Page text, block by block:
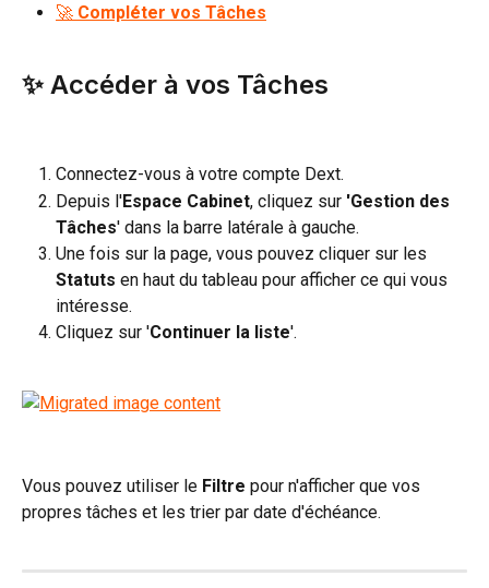
🚀 Compléter vos Tâches
✨ Accéder à vos Tâches
Connectez-vous à votre compte Dext.
Depuis l'Espace Cabinet, cliquez sur 'Gestion des
Tâches' dans la barre latérale à gauche.
Une fois sur la page, vous pouvez cliquer sur les
Statuts en haut du tableau pour afficher ce qui vous
intéresse.
Cliquez sur 'Continuer la liste'.
Vous pouvez utiliser le Filtre pour n'afficher que vos
propres tâches et les trier par date d'échéance.